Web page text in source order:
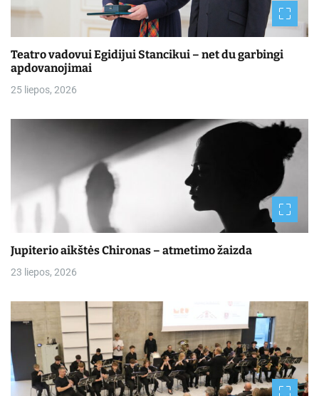
Teatro vadovui Egidijui Stancikui – net du garbingi
apdovanojimai
25 liepos, 2026
Jupiterio aikštės Chironas – atmetimo žaizda
23 liepos, 2026